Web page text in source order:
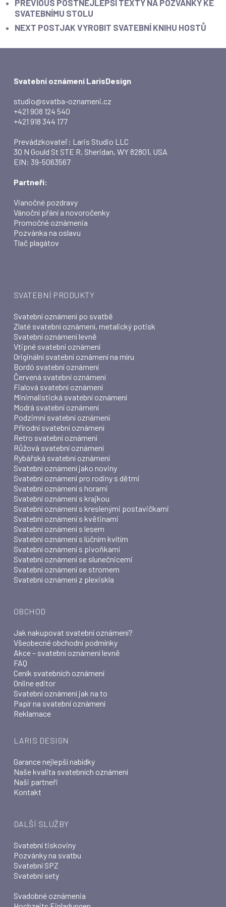
PREVIOUS POST NEJLEPŠÍ TEXTY NA POZVÁNKY KE
SVATEBNÍMU STOLU
NEXT POSTJAK VYROBIT SVATEBNÍ KNIHU HOSTŮ
Svatební oznámení LarisDesign
studio@svatba-oznameni.cz
+421 908 124 540
+421 918 344 177
Prevádzkovateľ: Laris Studio LLC
30 N Gould St STE R, Sheridan, WY 82801, USA
EIN: 39-5063567
Partneři:
Vianočné pozdravy
Vánoční přání a novoročenky
Promočné oznámenia
Pozvánka na oslavu
Tlač plagátov
SVATEBNÍ PRODUKTY
Svatební oznámení po svatbě
Zlaté svatební oznámení, metalický potisk
Svatební oznámení levně
Vtipné svatební oznámení
Originální svatební oznámení na míru
Bordó svatební oznámení
Červená svatební oznámení
Fialová svatební oznámení
Minimalistická svatební oznámení
Modrá svatební oznámení
Podzimní svatební oznámení
Přírodní svatební oznámení
Retro svatební oznámení
Růžová svatební oznámení
Rybářská svatební oznámení
Svatební oznámení jako noviny
Svatební oznámení pro rodiny s dětmi
Svatební oznámení s horami
Svatební oznámení s krajkou
Svatební oznámení s kreslenými postavičkami
Svatební oznámení s květinami
Svatební oznámení s lesem
Svatební oznámení s lúčním kvítím
Svatební oznámení s pivoňkami
Svatební oznámení se slunečnicemi
Svatební oznámení se stromem
Svatební oznámení z plexiskla
OBCHOD
Jak nakupovat svatební oznámení?
Všeobecné obchodní podmínky
Akce – svatební oznámení levně
FAQ
Ceník svatebních oznámení
Online editor
Svatební oznámení jak na to
Papír na svatební oznámení
Reklamace
LARIS DESIGN
Garance nejlepší nabídky
Naše kvalita svatebních oznámení
Naši partneři
Kontakt
DALŠÍ SLUŽBY
Svatební tiskoviny
Pozvánky na svatbu
Svatební SPZ
Svatební sety
Svadobné oznámenia